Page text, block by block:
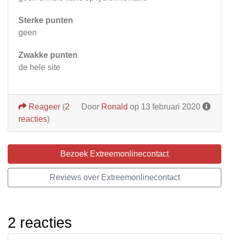
Sterke punten
geen
Zwakke punten
de hele site
Door Ronald op 13 februari 2020
Reageer (2
reacties)
Bezoek Extreemonlinecontact
Reviews over Extreemonlinecontact
2 reacties